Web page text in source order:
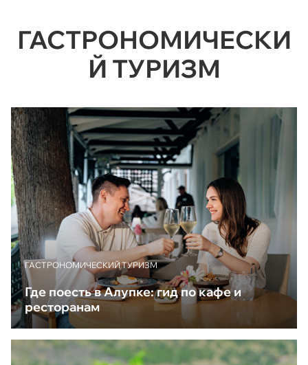
ГАСТРОНОМИЧЕСКИ
Й ТУРИЗМ
ГАСТРОНОМИЧЕСКИЙ ТУРИЗМ
Где поесть в Алупке: гид по кафе и
ресторанам